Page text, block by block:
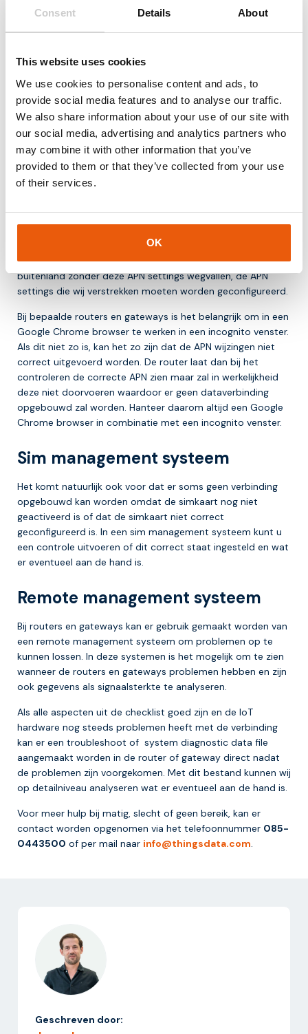
Consent Details About
This website uses cookies
We use cookies to personalise content and ads, to
provide social media features and to analyse our traffic.
We also share information about your use of our site with
our social media, advertising and analytics partners who
may combine it with other information that you’ve
provided to them or that they’ve collected from your use
of their services.
OK
APN Settings
Om een stabiele dataverbinding te krijgen is het belangrijk
om de correcte APN settings in de router of gateway te
geconfigureerd worden zal de router automatisch een APN
na een restart geen dataverbinding meer kan opbouwen.
Ook kan de dataverbinding in grensstreken en het
buitenland zonder deze APN settings wegvallen, de APN
settings die wij verstrekken moeten worden geconfigureerd.
Bij bepaalde routers en gateways is het belangrijk om in een
Google Chrome browser te werken in een incognito venster.
Als dit niet zo is, kan het zo zijn dat de APN wijzingen niet
correct uitgevoerd worden. De router laat dan bij het
controleren de correcte APN zien maar zal in werkelijkheid
deze niet doorvoeren waardoor er geen dataverbinding
opgebouwd zal worden. Hanteer daarom altijd een Google
Chrome browser in combinatie met een incognito venster.
Sim management systeem
Het komt natuurlijk ook voor dat er soms geen verbinding
opgebouwd kan worden omdat de simkaart nog niet
geactiveerd is of dat de simkaart niet correct
geconfigureerd is. In een sim management systeem kunt u
een controle uitvoeren of dit correct staat ingesteld en wat
er eventueel aan de hand is.
Remote management systeem
Bij routers en gateways kan er gebruik gemaakt worden van
een remote management systeem om problemen op te
kunnen lossen. In deze systemen is het mogelijk om te zien
wanneer de routers en gateways problemen hebben en zijn
ook gegevens als signaalsterkte te analyseren.
Als alle aspecten uit de checklist goed zijn en de IoT
hardware nog steeds problemen heeft met de verbinding
kan er een troubleshoot of system diagnostic data file
aangemaakt worden in de router of gateway direct nadat
de problemen zijn voorgekomen. Met dit bestand kunnen wij
op detailniveau analyseren wat er eventueel aan de hand is.
Voor meer hulp bij matig, slecht of geen bereik, kan er
contact worden opgenomen via het telefoonnummer 085-
0443500 of per mail naar info@thingsdata.com.
Geschreven door: